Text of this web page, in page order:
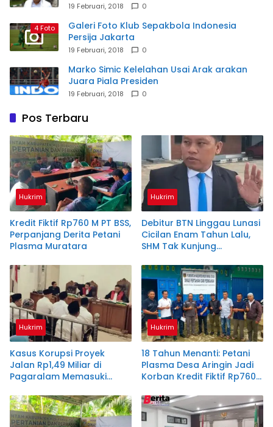
19 Februari, 2018 0
4 Foto
Galeri Foto Klub Sepakbola Indonesia
Persija Jakarta
19 Februari, 2018 0
Marko Simic Kelelahan Usai Arak arakan
Juara Piala Presiden
19 Februari, 2018 0
Pos Terbaru
Hukrim
Kredit Fiktif Rp760 M PT BSS,
Perpanjang Derita Petani
Plasma Muratara
Hukrim
Debitur BTN Linggau Lunasi
Cicilan Enam Tahun Lalu,
SHM Tak Kunjung
Hukrim
Kasus Korupsi Proyek
Jalan Rp1,49 Miliar di
Pagaralam Memasuki
Terdakwa Dituntut 2,5
Tahun Penjara
Hukrim
18 Tahun Menanti: Petani
Plasma Desa Aringin Jadi
Korban Kredit Fiktif Rp760